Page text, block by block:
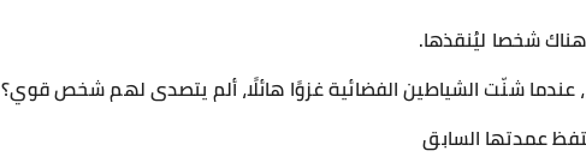
شخصا ليُنقذها.
شنّت الشياطين الفضائية غزوًا هائلًا، ألم يتصدى لهم شخص قوي؟
عمدتها السابق